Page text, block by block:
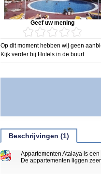
Geef uw mening
Op dit moment hebben wij geen
Kijk verder bij Hotels in de buurt.
Beschrijvingen (1)
Appartementen Atalaya is
De appartementen liggen